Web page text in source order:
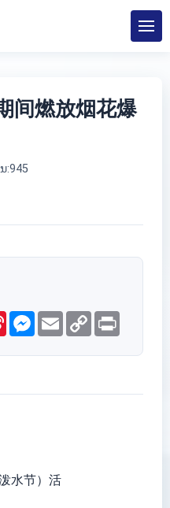
间燃放烟花爆
:945
Sina
Weibo
Messenger
Email Copy
Link
水节）活